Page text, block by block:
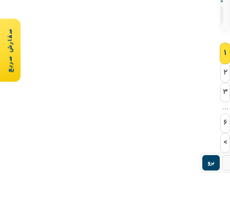
۱
۲
۳
...
۶
>
برو
سفارش سریع